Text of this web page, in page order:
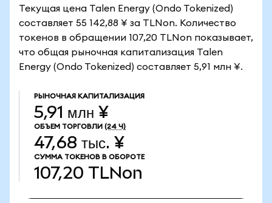
Текущая цена Talen Energy (Ondo Tokenized)
составляет 55 142,88 ¥ за TLNon. Количество
токенов в обращении 107,20 TLNon показывает,
что общая рыночная капитализация Talen
Energy (Ondo Tokenized) составляет 5,91 млн ¥.
РЫНОЧНАЯ КАПИТАЛИЗАЦИЯ
5,91 млн ¥
ОБЪЕМ ТОРГОВЛИ (24 Ч)
47,68 тыс. ¥
СУММА ТОКЕНОВ В ОБОРОТЕ
107,20 TLNon